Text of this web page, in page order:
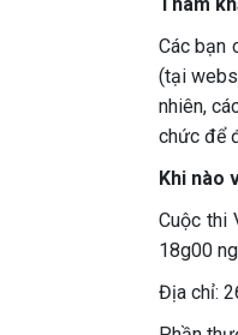
Các bạn
(tại
nhiên,
chức để
Khi nào
Cuộc thi
18g00
Địa chỉ: